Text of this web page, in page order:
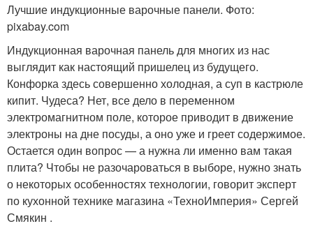
Лучшие индукционные варочные панели. Фото:
pixabay.com
Индукционная варочная панель для многих из нас
выглядит как настоящий пришелец из будущего.
Конфорка здесь совершенно холодная, а суп в кастрюле
кипит. Чудеса? Нет, все дело в переменном
электромагнитном поле, которое приводит в движение
электроны на дне посуды, а оно уже и греет содержимое.
Остается один вопрос — а нужна ли именно вам такая
плита? Чтобы не разочароваться в выборе, нужно знать
о некоторых особенностях технологии, говорит эксперт
по кухонной технике магазина «ТехноИмперия» Сергей
Смякин .